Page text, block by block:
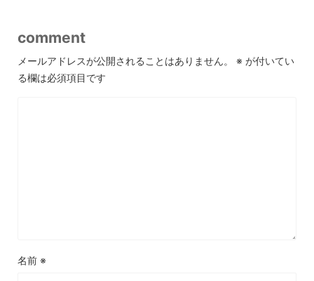
comment
メールアドレスが公開されることはありません。 ※ が付いてい
る欄は必須項目です
名前 ※